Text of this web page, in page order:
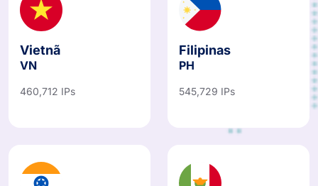
Vietnã
VN
460,712 IPs
Filipinas
PH
545,729 IPs